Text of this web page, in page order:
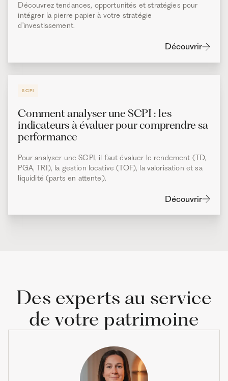
Découvrez tendances, opportunités et stratégies pour
intégrer la pierre papier à votre stratégie
d'investissement.
Découvrir
SCPI
Comment analyser une SCPI : les
indicateurs à évaluer pour comprendre sa
performance
Pour analyser une SCPI, il faut évaluer le rendement (TD,
PGA, TRI), la gestion locative (TOF), la valorisation et sa
liquidité (parts en attente).
Découvrir
Des experts au service
de votre patrimoine